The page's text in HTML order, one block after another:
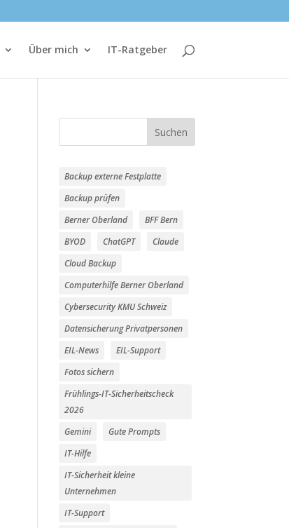
Über mich IT-Ratgeber
Suchen
Backup externe Festplatte
Backup prüfen
Berner Oberland
BFF Bern
BYOD
ChatGPT
Claude
Cloud Backup
Computerhilfe Berner Oberland
Cybersecurity KMU Schweiz
Datensicherung Privatpersonen
EIL-News
EIL-Support
Fotos sichern
Frühlings-IT-Sicherheitscheck
2026
Gemini
Gute Prompts
IT-Hilfe
IT-Sicherheit kleine
Unternehmen
IT-Support